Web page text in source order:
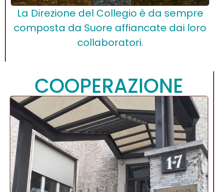
La Direzione del Collegio è da sempre
composta da Suore affiancate dai loro
collaboratori.
COOPERAZIONE